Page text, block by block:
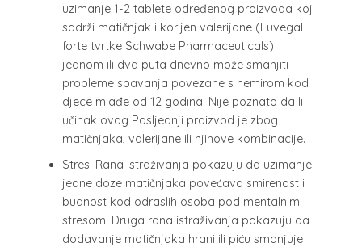
uzimanje 1-2 tablete određenog proizvoda koji
sadrži matičnjak i korijen valerijane (Euvegal
forte tvrtke Schwabe Pharmaceuticals)
jednom ili dva puta dnevno može smanjiti
probleme spavanja povezane s nemirom kod
djece mlađe od 12 godina. Nije poznato da li
učinak ovog Posljednji proizvod je zbog
matičnjaka, valerijane ili njihove kombinacije.
Stres. Rana istraživanja pokazuju da uzimanje
jedne doze matičnjaka povećava smirenost i
budnost kod odraslih osoba pod mentalnim
stresom. Druga rana istraživanja pokazuju da
dodavanje matičnjaka hrani ili piću smanjuje